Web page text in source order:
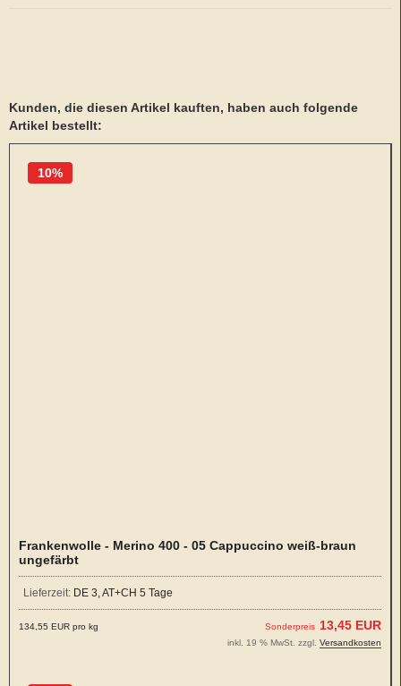
Kunden, die diesen Artikel kauften, haben auch folgende
Artikel bestellt:
Frankenwolle - Merino 400 - 05 Cappuccino weiß-braun
ungefärbt
Lieferzeit: DE 3, AT+CH 5 Tage
Sonderpreis 13,45 EUR
10%
134,55 EUR pro kg
inkl. 19 % MwSt. zzgl. Versandkosten